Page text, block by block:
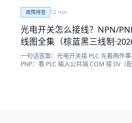
黑白检测距离差小）。本文配原创三角光
故障排查 12 min
光电开关怎么接线？NPN/
线图全集（棕蓝黑三线制
一句话答案：光电开关接 PLC 先看两
PNP：看 PLC 输入公共端 COM 接 0V（